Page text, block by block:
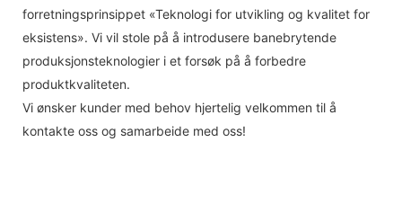
forretningsprinsippet «Teknologi for utvikling og kvalitet for
eksistens». Vi vil stole på å introdusere banebrytende
produksjonsteknologier i et forsøk på å forbedre
produktkvaliteten.
Vi ønsker kunder med behov hjertelig velkommen til å
kontakte oss og samarbeide med oss!